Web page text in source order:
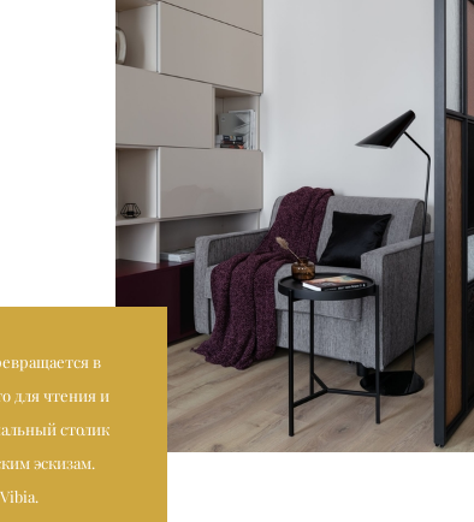
в
для чтения и
столик
эскизам.